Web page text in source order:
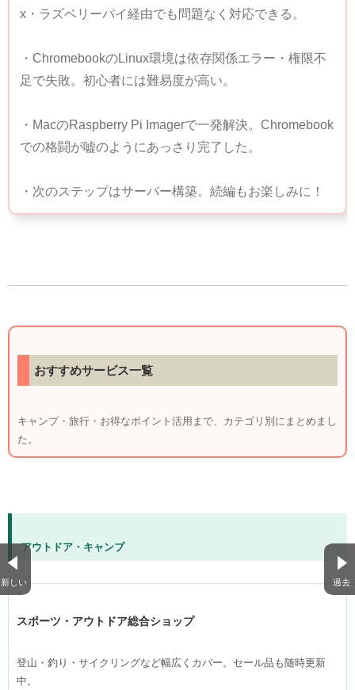
x・ラズベリーパイ経由でも問題なく対応できる。
・ChromebookのLinux環境は依存関係エラー・権限不
足で失敗。初心者には難易度が高い。
・MacのRaspberry Pi Imagerで一発解決。Chromebook
での格闘が嘘のようにあっさり完了した。
・次のステップはサーバー構築。続編もお楽しみに！
おすすめサービス一覧
キャンプ・旅行・お得なポイント活用まで、カテゴリ別にまとめまし
た。
アウトドア・キャンプ
スポーツ・アウトドア総合ショップ
登山・釣り・サイクリングなど幅広くカバー。 セール品も随時更新
中 。
新しい 過去